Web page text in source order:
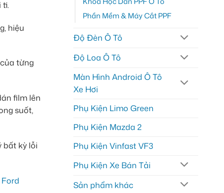
ti.
hiệu
từng
film lên
suốt,
bất kỳ lỗi
Phần Mềm & Máy Cắt PPF
Độ Đèn Ô Tô
Độ Loa Ô Tô
Màn Hình Android Ô Tô
Xe Hơi
Phụ Kiện Limo Green
Phụ Kiện Mazda 2
Phụ Kiện Vinfast VF3
Phụ Kiện Xe Bán Tải
Sản phẩm khác